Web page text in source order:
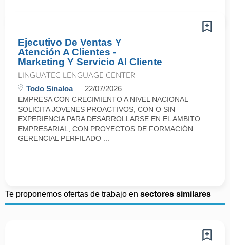
Ejecutivo De Ventas Y
Atención A Clientes -
Marketing Y Servicio Al Cliente
LINGUATEC LENGUAGE CENTER
Todo Sinaloa 22/07/2026
EMPRESA CON CRECIMIENTO A NIVEL NACIONAL
SOLICITA JOVENES PROACTIVOS, CON O SIN
EXPERIENCIA PARA DESARROLLARSE EN EL AMBITO
EMPRESARIAL, CON PROYECTOS DE FORMACIÓN
GERENCIAL PERFILADO ...
Te proponemos ofertas de trabajo en sectores similares